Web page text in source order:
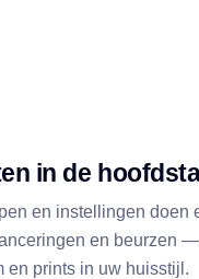
in de
en instellingen doen
en beurzen
en prints in uw huisstijl.